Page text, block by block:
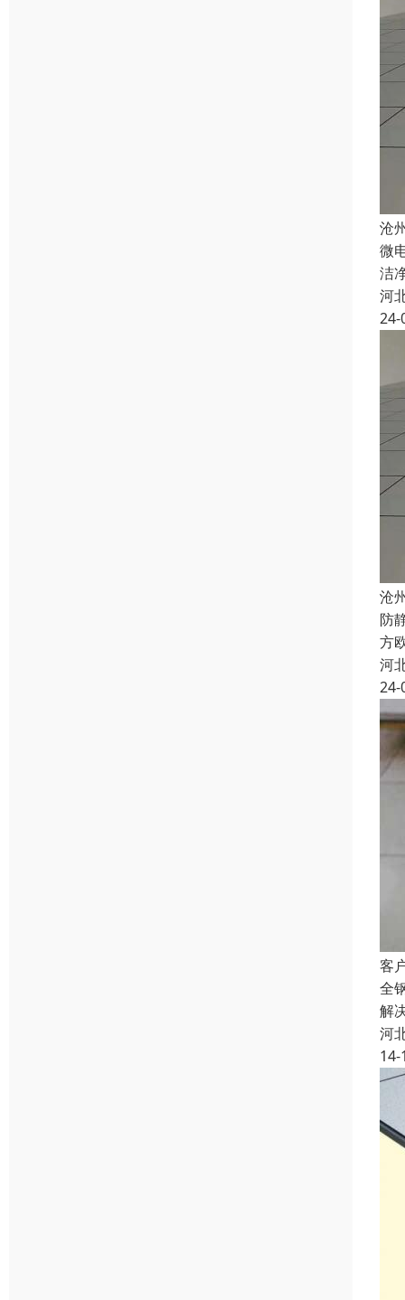
沧
微
洁
河
24-
沧
防
方
河
24-
客
全
解
河
14-